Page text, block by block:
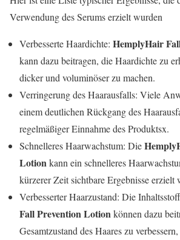
Verwendung des Serums erzielt wurden
Verbesserte Haardichte: HemplyHair
kann dazu beitragen, die Haardichte zu
dicker und voluminöser zu machen.
Verringerung des Haarausfalls: Viele
einem deutlichen Rückgang des
regelmäßiger Einnahme des Produktsx.
Schnelleres Haarwachstum: Die
Lotion kann ein schnelleres
kürzerer Zeit sichtbare Ergebnisse erzielt
Verbesserter Haarzustand: Die
Fall Prevention Lotion können dazu
Gesamtzustand des Haares zu